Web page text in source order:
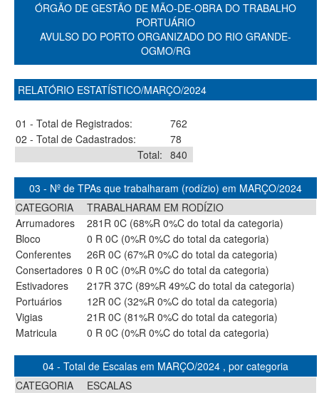
ÓRGÃO DE GESTÃO DE MÃO-DE-OBRA DO TRABALHO
PORTUÁRIO
AVULSO DO PORTO ORGANIZADO DO RIO GRANDE-
OGMO/RG
RELATÓRIO ESTATÍSTICO/MARÇO/2024
01 - Total de Registrados:
762
02 - Total de Cadastrados:
78
Total: 840
03 - Nº de TPAs que trabalharam (rodízio) em MARÇO/2024
CATEGORIA
TRABALHARAM EM RODÍZIO
Arrumadores
281R 0C (68%R 0%C do total da categoria)
Bloco
0 R 0C (0%R 0%C do total da categoria)
Conferentes
26R 0C (67%R 0%C do total da categoria)
Consertadores 0 R 0C (0%R 0%C do total da categoria)
Estivadores
217R 37C (89%R 49%C do total da categoria)
Portuários
12R 0C (32%R 0%C do total da categoria)
Vigias
21R 0C (81%R 0%C do total da categoria)
Matricula
0 R 0C (0%R 0%C do total da categoria)
04 - Total de Escalas em MARÇO/2024 , por categoria
CATEGORIA
ESCALAS